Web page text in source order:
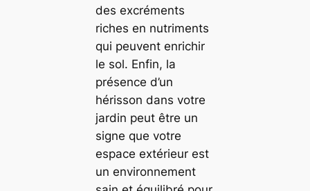
des excréments
riches en nutriments
qui peuvent enrichir
le sol. Enfin, la
présence d’un
hérisson dans votre
jardin peut être un
signe que votre
espace extérieur est
un environnement